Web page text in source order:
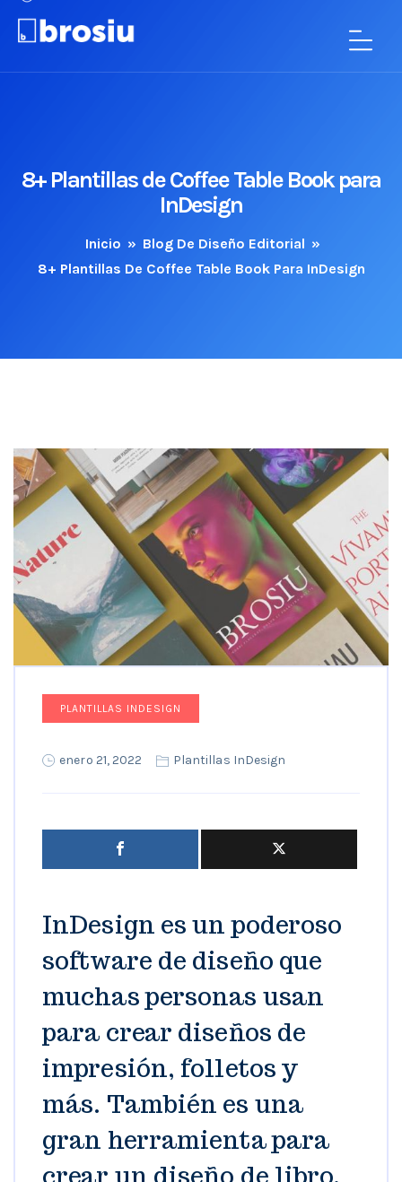
8+ Plantillas de Coffee Table Book para
InDesign
Inicio » Blog De Diseño Editorial »
8+ Plantillas De Coffee Table Book Para InDesign
PLANTILLAS INDESIGN
enero 21, 2022 Plantillas InDesign
InDesign es un poderoso
software de diseño que
muchas personas usan
para crear diseños de
impresión, folletos y
más. También es una
gran herramienta para